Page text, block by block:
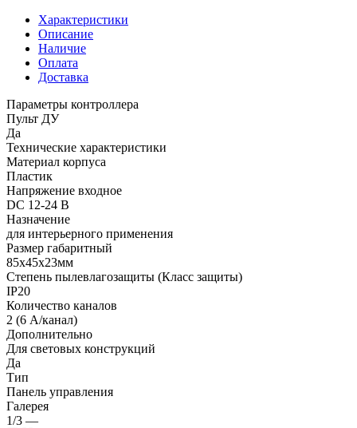
Характеристики
Описание
Наличие
Оплата
Доставка
Параметры контроллера
Пульт ДУ
Да
Технические характеристики
Материал корпуса
Пластик
Напряжение входное
DC 12-24 В
Назначение
для интерьерного применения
Размер габаритный
85х45х23мм
Степень пылевлагозащиты (Класс защиты)
IP20
Количество каналов
2 (6 А/канал)
Дополнительно
Для световых конструкций
Да
Тип
Панель управления
Галерея
1/3 —